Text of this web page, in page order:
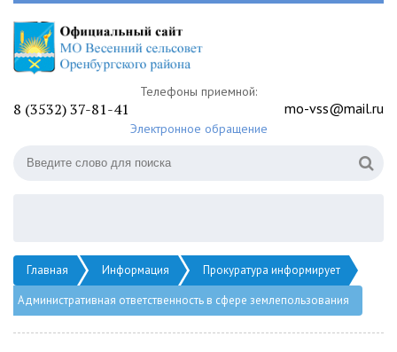
Телефоны приемной:
8 (3532) 37-81-41 mo-vss@mail.ru
Электронное обращение
Главная Информация
Прокуратура информирует
Административная ответственность в сфере землепользования